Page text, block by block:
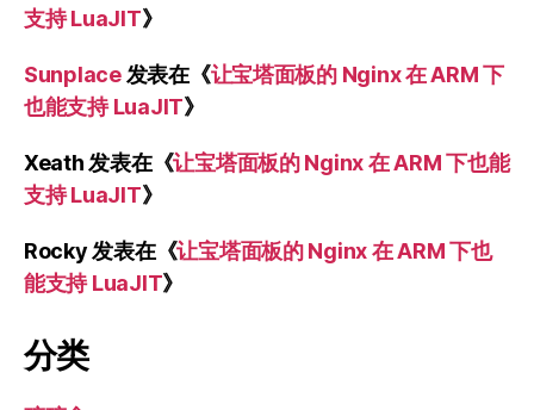
支持 LuaJIT》
Sunplace发表在《让宝塔面板的 Nginx 在 ARM 下
也能支持 LuaJIT》
Xeath发表在《让宝塔面板的 Nginx 在 ARM 下也能
支持 LuaJIT》
Rocky发表在《让宝塔面板的 Nginx 在 ARM 下也
能支持 LuaJIT》
分类